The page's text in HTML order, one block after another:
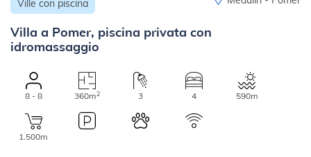
Ville con piscina
Villa a Pomer, piscina privata con
idromassaggio
8 - 8 360m2 3 4 590m
1.500m